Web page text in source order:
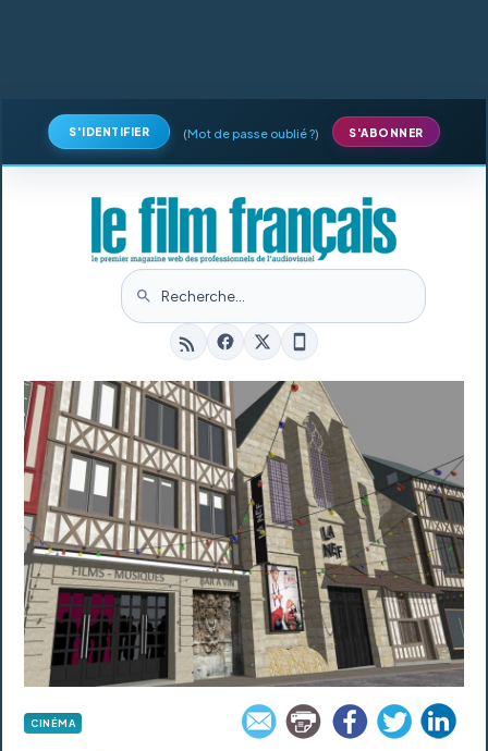
S'IDENTIFIER (Mot de passe oublié ?) S'ABONNER
CINÉMA